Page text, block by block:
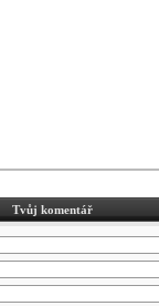
Tvůj komentář